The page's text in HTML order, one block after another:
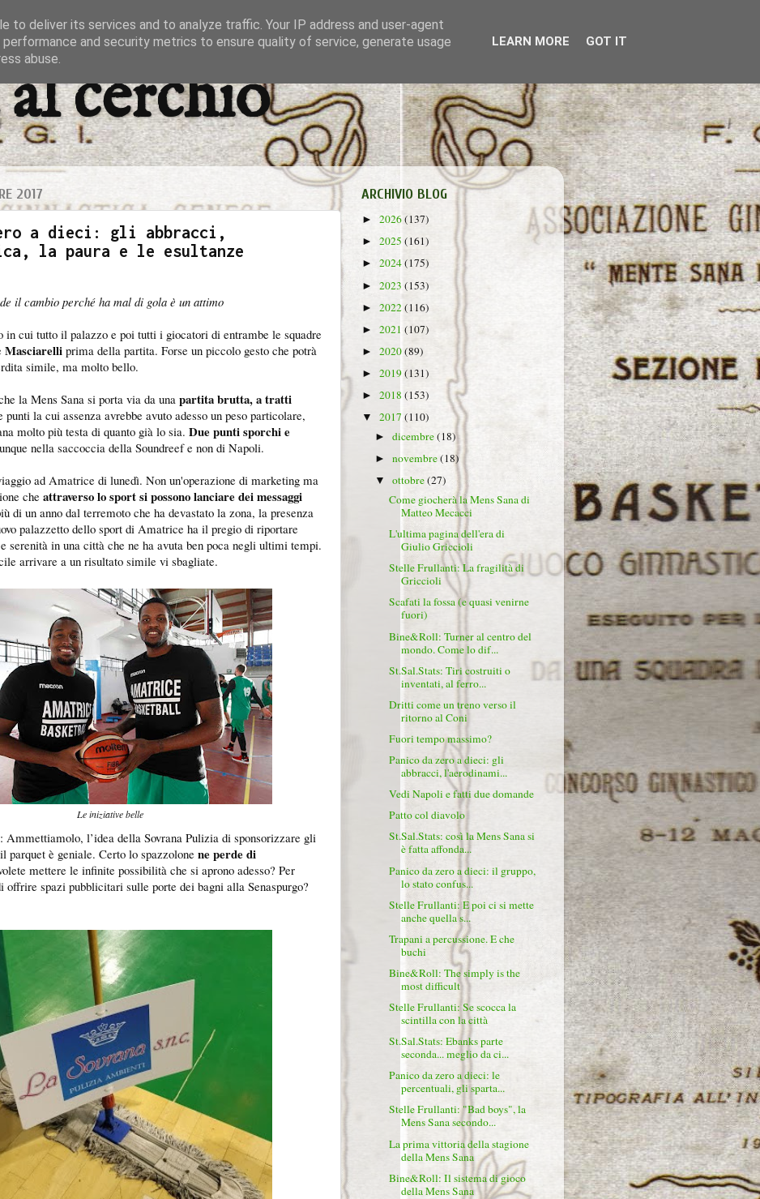
cerchio
2017
a dieci: gli abbracci,
la paura e le esultanze
il cambio perché ha mal di gola è un attimo
in cui tutto il palazzo e poi tutti i giocatori di entrambe le squadre
Masciarelli prima della partita. Forse un piccolo gesto che potrà
simile, ma molto bello.
la Mens Sana si porta via da una partita brutta, a tratti
punti la cui assenza avrebbe avuto adesso un peso particolare,
molto più testa di quanto già lo sia. Due punti sporchi e
nella saccoccia della Soundreef e non di Napoli.
ad Amatrice di lunedì. Non un'operazione di marketing ma
che attraverso lo sport si possono lanciare dei messaggi
di un anno dal terremoto che ha devastato la zona, la presenza
palazzetto dello sport di Amatrice ha il pregio di riportare
serenità in una città che ne ha avuta ben poca negli ultimi tempi.
arrivare a un risultato simile vi sbagliate.
Le iniziative belle
: Ammettiamolo, l’idea della Sovrana Pulizia di sponsorizzare gli
parquet è geniale. Certo lo spazzolone ne perde di
mettere le infinite possibilità che si aprono adesso? Per
offrire spazi pubblicitari sulle porte dei bagni alla Senaspurgo?
ARCHIVIO BLOG
► 2026(137)
► 2025 (161)
► 2024(175)
► 2023 (153)
► 2022(116)
► 2021 (107)
► 2020(89)
► 2019(131)
► 2018 (153)
▼ 2017 (110)
►dicembre(18)
►novembre(18)
▼ottobre(27)
Come giocherà la Mens Sana di
Matteo Mecacci
L'ultima pagina dell'era di
Giulio Griccioli
Stelle Frullanti: La fragilità di
Griccioli
Scafati la fossa (e quasi venirne
fuori)
Bine&Roll: Turner al centro del
mondo. Come lo dif...
St.Sal.Stats: Tiri costruiti o
inventati, al ferro...
Dritti come un treno verso il
ritorno al Coni
Fuori tempo massimo?
Panico da zero a dieci: gli
abbracci, l'aerodinami...
Vedi Napoli e fatti due domande
Patto col diavolo
St.Sal.Stats: così la Mens Sana si
è fatta affonda...
Panico da zero a dieci: il gruppo,
lo stato confus...
Stelle Frullanti: E poi ci si mette
anche quella s...
Trapani a percussione. E che
buchi
Bine&Roll: The simply is the
most difficult
Stelle Frullanti: Se scocca la
scintilla con la città
St.Sal.Stats: Ebanks parte
seconda... meglio da ci...
Panico da zero a dieci: le
percentuali, gli sparta...
Stelle Frullanti: "Bad boys", la
Mens Sana secondo...
La prima vittoria della stagione
della Mens Sana
Bine&Roll: Il sistema di gioco
della Mens Sana
to deliver its services and to analyze traffic. Your IP address and user-agent
and security metrics to ensure quality of service, generate usage
abuse.
LEARN MORE GOT IT